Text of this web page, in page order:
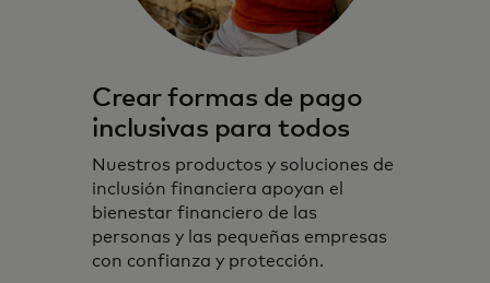
Crear formas de pago
inclusivas para todos
Nuestros productos y soluciones de
inclusión financiera apoyan el
bienestar financiero de las
personas y las pequeñas empresas
con confianza y protección.